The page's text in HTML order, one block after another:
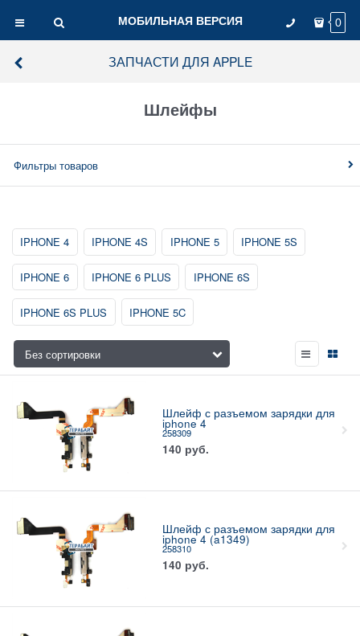
МОБИЛЬНАЯ ВЕРСИЯ 0
ЗАПЧАСТИ ДЛЯ APPLE
Шлейфы
Фильтры товаров
IPHONE 4 IPHONE 4S IPHONE 5 IPHONE 5S
IPHONE 6 IPHONE 6 PLUS IPHONE 6S
IPHONE 6S PLUS IPHONE 5C
Шлейф с разъемом зарядки для
iphone 4
258309
140 руб.
Шлейф с разъемом зарядки для
iphone 4 (a1349)
258310
140 руб.